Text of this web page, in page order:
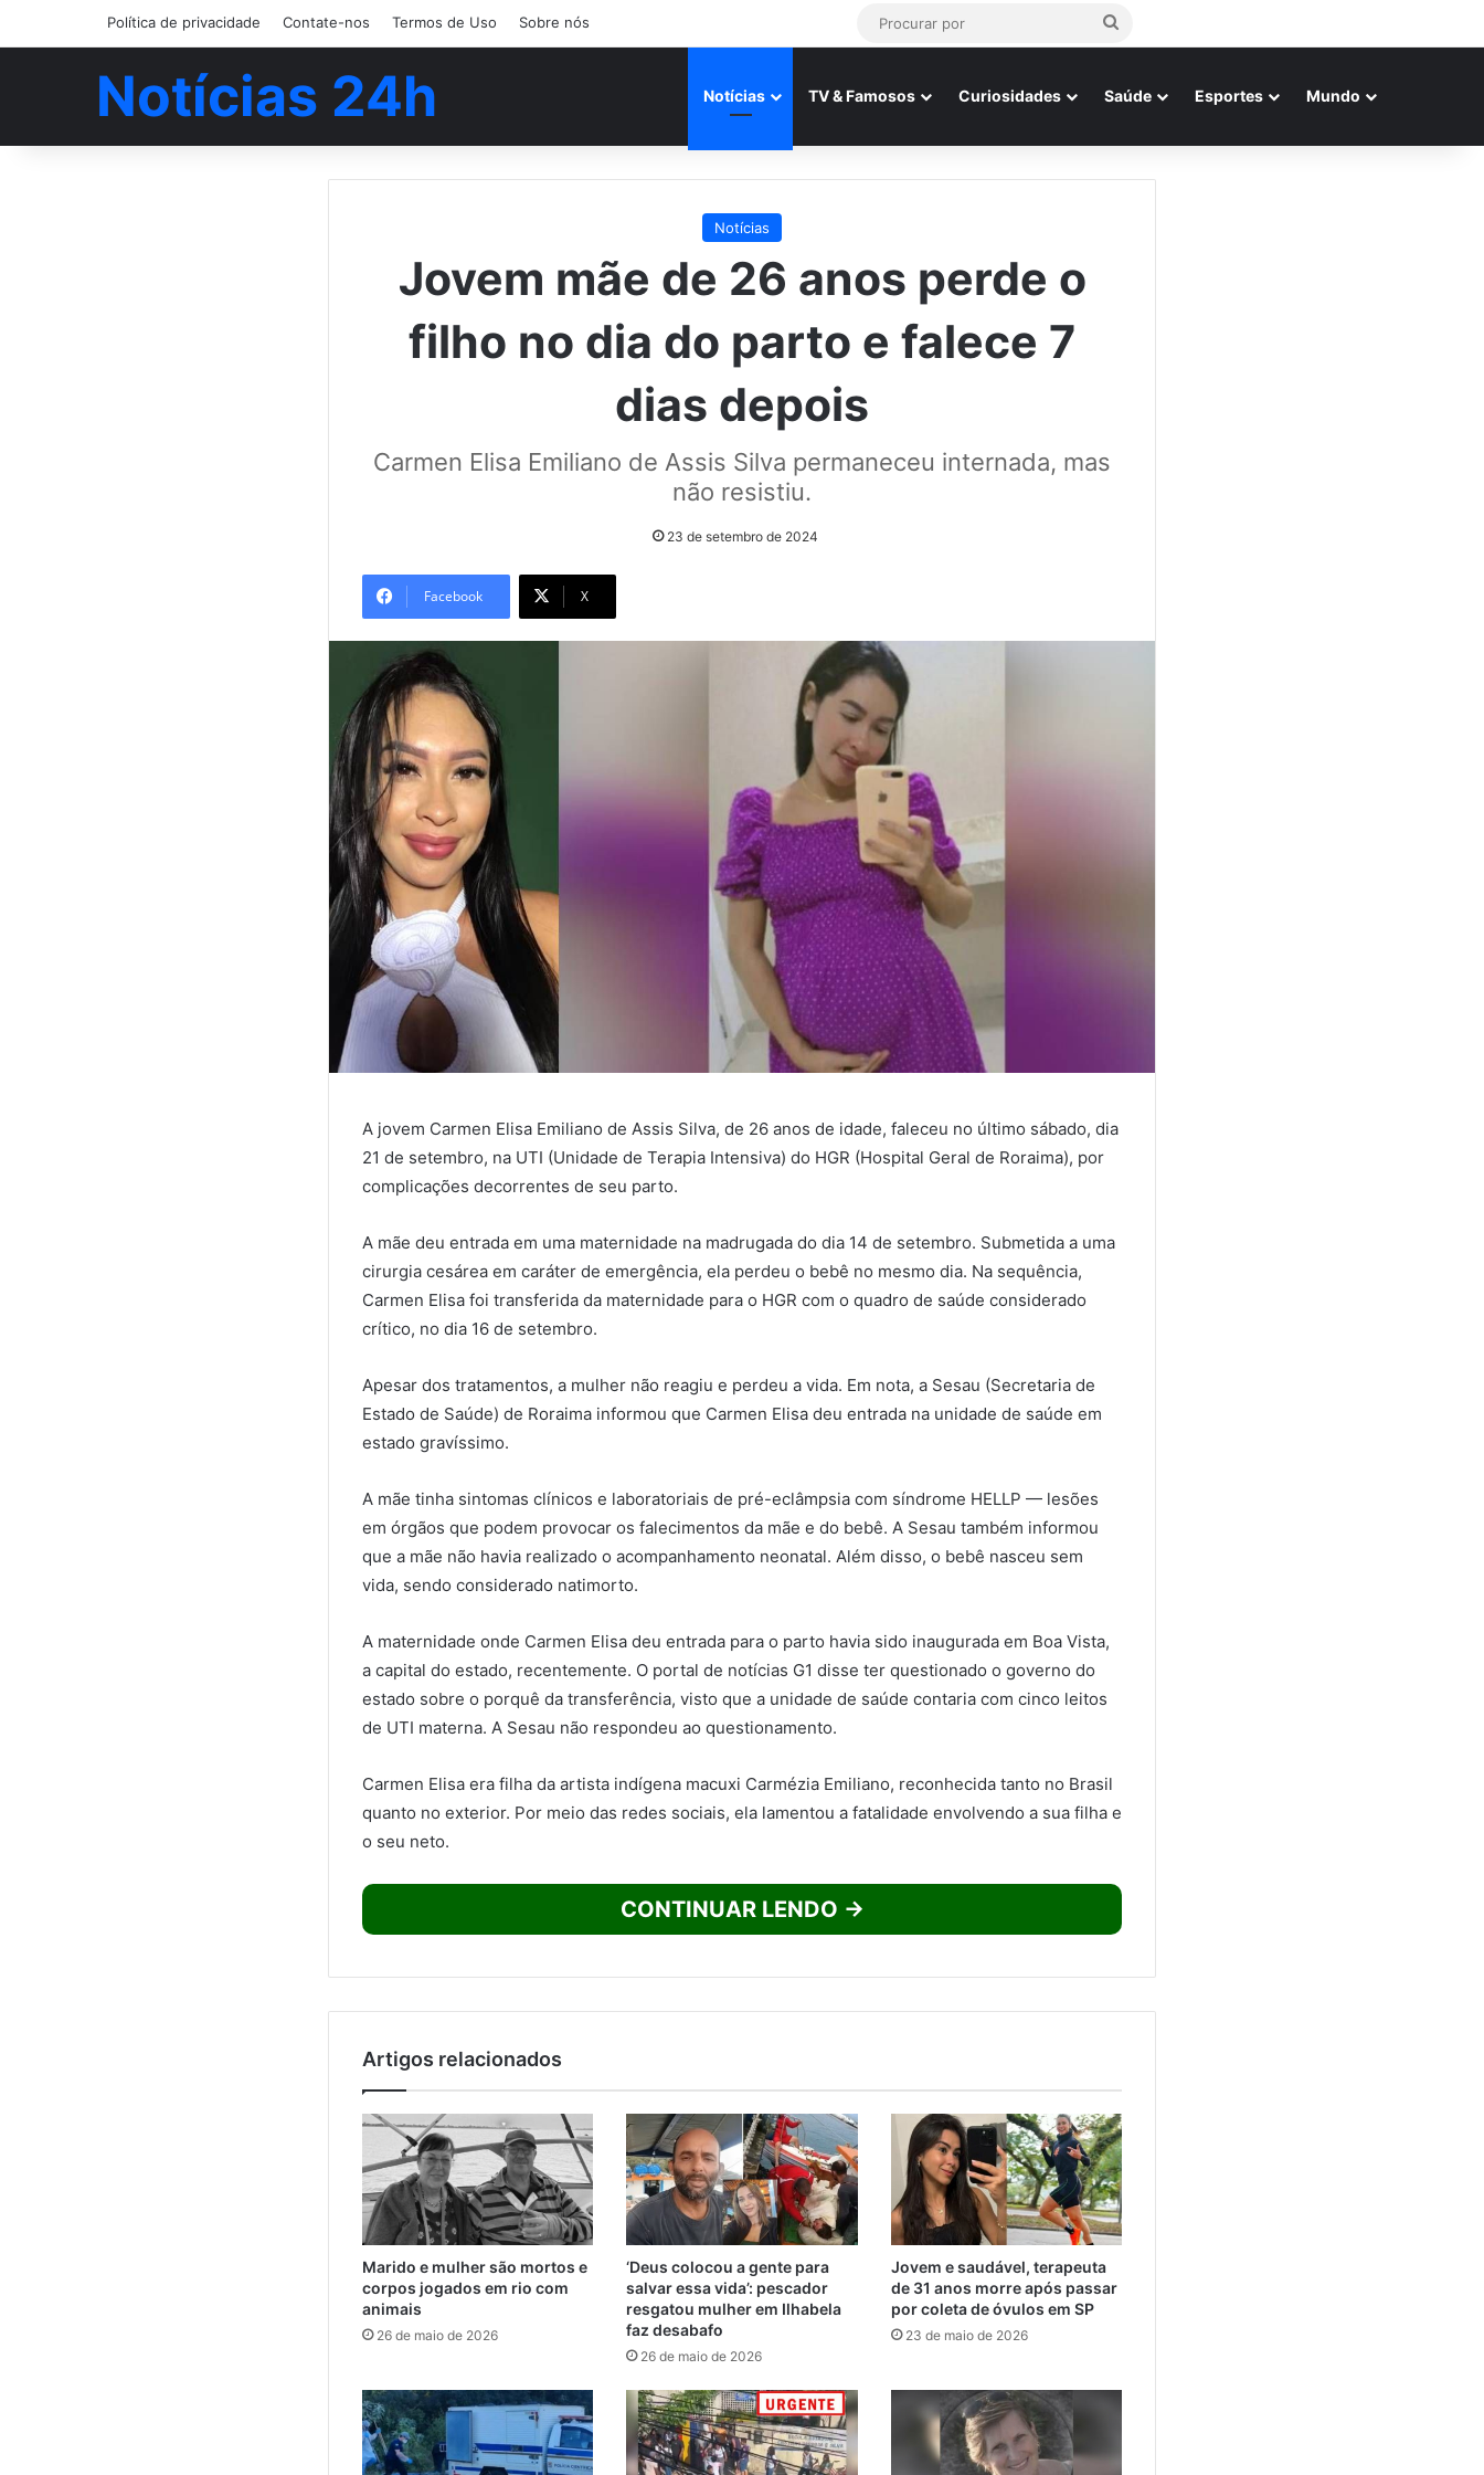
Política de privacidade Contate-nos Termos de Uso Sobre nós
Procurar
Notícias 24h Notícias TV & Famosos Curiosidades Saúde Esportes Mundo
Notícias
Jovem mãe de 26 anos perde o
filho no dia do parto e falece 7
dias depois
Carmen Elisa Emiliano de Assis Silva permaneceu internada, mas
não resistiu.
23 de setembro de 2024
Facebook X
A jovem Carmen Elisa Emiliano de Assis Silva, de 26 anos de idade, faleceu no último sábado, dia
21 de setembro, na UTI (Unidade de Terapia Intensiva) do HGR (Hospital Geral de Roraima), por
complicações decorrentes de seu parto.
A mãe deu entrada em uma maternidade na madrugada do dia 14 de setembro. Submetida a uma
cirurgia cesárea em caráter de emergência, ela perdeu o bebê no mesmo dia. Na sequência,
Carmen Elisa foi transferida da maternidade para o HGR com o quadro de saúde considerado
crítico, no dia 16 de setembro.
Apesar dos tratamentos, a mulher não reagiu e perdeu a vida. Em nota, a Sesau (Secretaria de
Estado de Saúde) de Roraima informou que Carmen Elisa deu entrada na unidade de saúde em
estado gravíssimo.
A mãe tinha sintomas clínicos e laboratoriais de pré-eclâmpsia com síndrome HELLP — lesões
em órgãos que podem provocar os falecimentos da mãe e do bebê. A Sesau também informou
que a mãe não havia realizado o acompanhamento neonatal. Além disso, o bebê nasceu sem
vida, sendo considerado natimorto.
A maternidade onde Carmen Elisa deu entrada para o parto havia sido inaugurada em Boa Vista,
a capital do estado, recentemente. O portal de notícias G1 disse ter questionado o governo do
estado sobre o porquê da transferência, visto que a unidade de saúde contaria com cinco leitos
de UTI materna. A Sesau não respondeu ao questionamento.
Carmen Elisa era filha da artista indígena macuxi Carmézia Emiliano, reconhecida tanto no Brasil
quanto no exterior. Por meio das redes sociais, ela lamentou a fatalidade envolvendo a sua filha e
o seu neto.
CONTINUAR LENDO →
Artigos relacionados
Marido e mulher são mortos e
corpos jogados em rio com
animais
26 de maio de 2026
‘Deus colocou a gente para
salvar essa vida’: pescador
resgatou mulher em Ilhabela
faz desabafo
26 de maio de 2026
Jovem e saudável, terapeuta
de 31 anos morre após passar
por coleta de óvulos em SP
23 de maio de 2026